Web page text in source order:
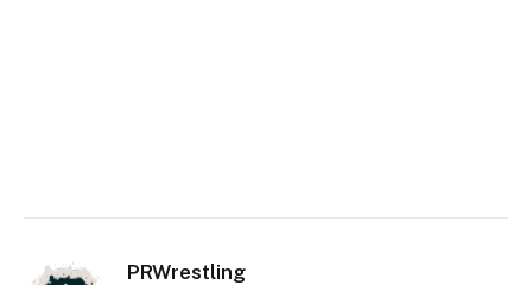
PRWrestling